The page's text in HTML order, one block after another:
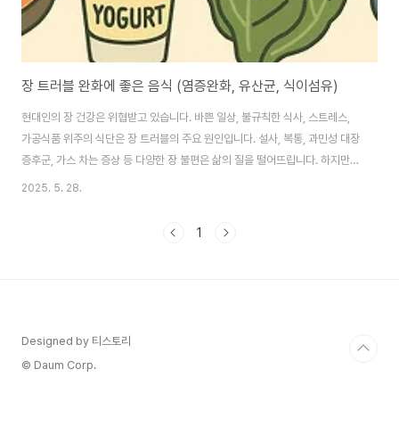
장 트러블 완화에 좋은 음식 (염증완화, 유산균, 식이섬유)
현대인의 장 건강은 위협받고 있습니다. 바쁜 일상, 불규칙한 식사, 스트레스,
가공식품 위주의 식단은 장 트러블의 주요 원인입니다. 설사, 복통, 과민성 대장
증후군, 가스 차는 증상 등 다양한 장 불편은 삶의 질을 떨어뜨립니다. 하지만
다행히도 일상에서 섭취하는 음식만으로도 장을 편안하게 만들 수 있는 방법이
화 음식을 중심으로, 유익균 증식, 염증 억제, 소화 촉진 측면에서 효과적인 식
2025. 5. 28.
1
Designed by 티스토리
© Daum Corp.